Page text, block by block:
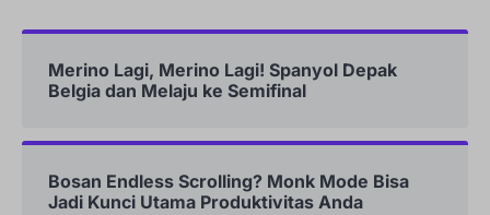
Merino Lagi, Merino Lagi! Spanyol Depak
Belgia dan Melaju ke Semifinal
Bosan Endless Scrolling? Monk Mode Bisa
Jadi Kunci Utama Produktivitas Anda